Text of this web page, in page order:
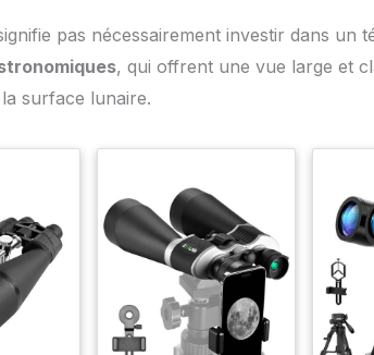
pas nécessairement investir dans un
, qui offrent une vue large et
surface lunaire.